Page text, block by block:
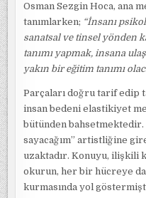
Osman Sezgin Hoca, ana
tanımlarken; “İnsanı
sanatsal ve tinsel yönden
tanımı yapmak, insana
yakın bir eğitim tanımı
Parçaları doğru tarif edip
insan bedeni elastikiyet
bütünden bahsetmektedir.
sayacağım” artistliğine
uzaktadır. Konuyu, ilişkili
okurun, her bir hücreye
kurmasında yol